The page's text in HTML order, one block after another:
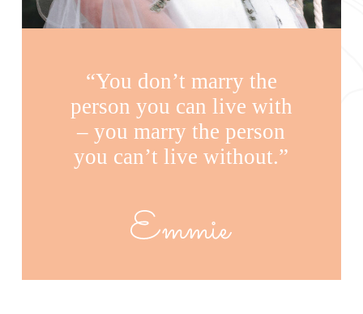
“You don’t marry the
person you can live with
– you marry the person
you can’t live without.”